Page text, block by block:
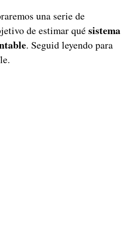
una serie de
de estimar qué sistema
. Seguid leyendo para